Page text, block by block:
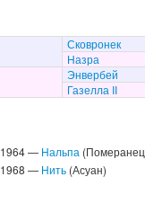
Сковронек
Назра
Энвербей
Газелла II
1964 — Нальпа
1968 — Нить (Асуан)